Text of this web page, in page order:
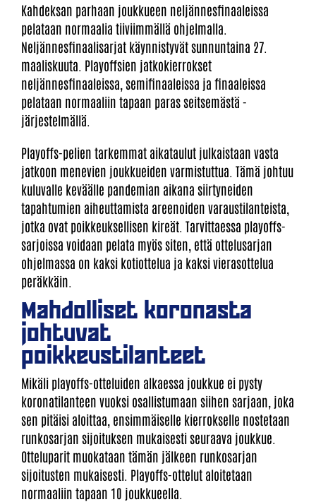
Kahdeksan parhaan joukkueen neljännesfinaaleissa
pelataan normaalia tiiviimmällä ohjelmalla.
Neljännesfinaalisarjat käynnistyvät sunnuntaina 27.
maaliskuuta. Playoffsien jatkokierrokset
neljännesfinaaleissa, semifinaaleissa ja finaaleissa
pelataan normaaliin tapaan paras seitsemästä -
järjestelmällä.
Playoffs-pelien tarkemmat aikataulut julkaistaan vasta
jatkoon menevien joukkueiden varmistuttua. Tämä johtuu
kuluvalle keväälle pandemian aikana siirtyneiden
tapahtumien aiheuttamista areenoiden varaustilanteista,
jotka ovat poikkeuksellisen kireät. Tarvittaessa playoffs-
sarjoissa voidaan pelata myös siten, että ottelusarjan
ohjelmassa on kaksi kotiottelua ja kaksi vierasottelua
peräkkäin.
Mahdolliset koronasta
johtuvat
poikkeustilanteet
Mikäli playoffs-otteluiden alkaessa joukkue ei pysty
koronatilanteen vuoksi osallistumaan siihen sarjaan, joka
sen pitäisi aloittaa, ensimmäiselle kierrokselle nostetaan
runkosarjan sijoituksen mukaisesti seuraava joukkue.
Otteluparit muokataan tämän jälkeen runkosarjan
sijoitusten mukaisesti. Playoffs-ottelut aloitetaan
normaaliin tapaan 10 joukkueella.